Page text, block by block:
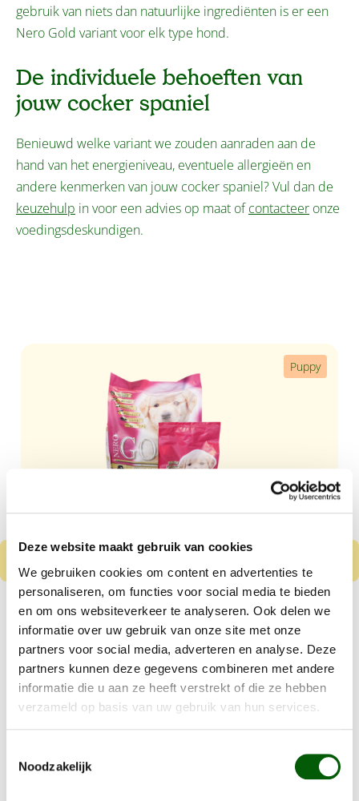
Deze website maakt gebruik van cookies
We gebruiken cookies om content en advertenties te
personaliseren, om functies voor social media te bieden
en om ons websiteverkeer te analyseren. Ook delen we
informatie over uw gebruik van onze site met onze
partners voor social media, adverteren en analyse. Deze
partners kunnen deze gegevens combineren met andere
informatie die u aan ze heeft verstrekt of die ze hebben
verzameld op basis van uw gebruik van hun services.
Noodzakelijk
gebruik van niets dan natuurlijke ingrediënten is er een
Nero Gold variant voor elk type hond.
De individuele behoeften van
jouw cocker spaniel
Benieuwd welke variant we zouden aanraden aan de
hand van het energieniveau, eventuele allergieën en
andere kenmerken van jouw cocker spaniel? Vul dan de
keuzehulp in voor een advies op maat ofcontacteer onze
voedingsdeskundigen.
Puppy
Nero Gold Puppy
Kip & Rijst
Vanaf € 8,99
Kleine tot middelgrote puppy's
Details